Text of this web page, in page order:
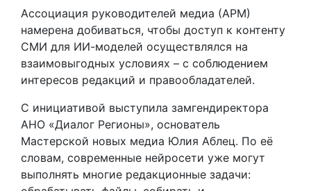
Ассоциация руководителей медиа (АРМ)
намерена добиваться, чтобы доступ к контенту
СМИ для ИИ-моделей осуществлялся на
взаимовыгодных условиях – с соблюдением
интересов редакций и правообладателей.
С инициативой выступила замгендиректора
АНО «Диалог Регионы», основатель
Мастерской новых медиа Юлия Аблец. По её
словам, современные нейросети уже могут
выполнять многие редакционные задачи: